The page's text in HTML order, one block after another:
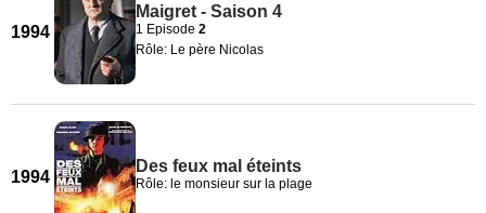
1994
Maigret - Saison 4
1 Episode 2
Rôle: Le père Nicolas
1994
Des feux mal éteints
Rôle: le monsieur sur la plage